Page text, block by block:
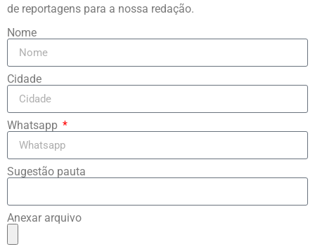
de reportagens para a nossa redação.
Nome
Cidade
Whatsapp
Sugestão pauta
Anexar arquivo